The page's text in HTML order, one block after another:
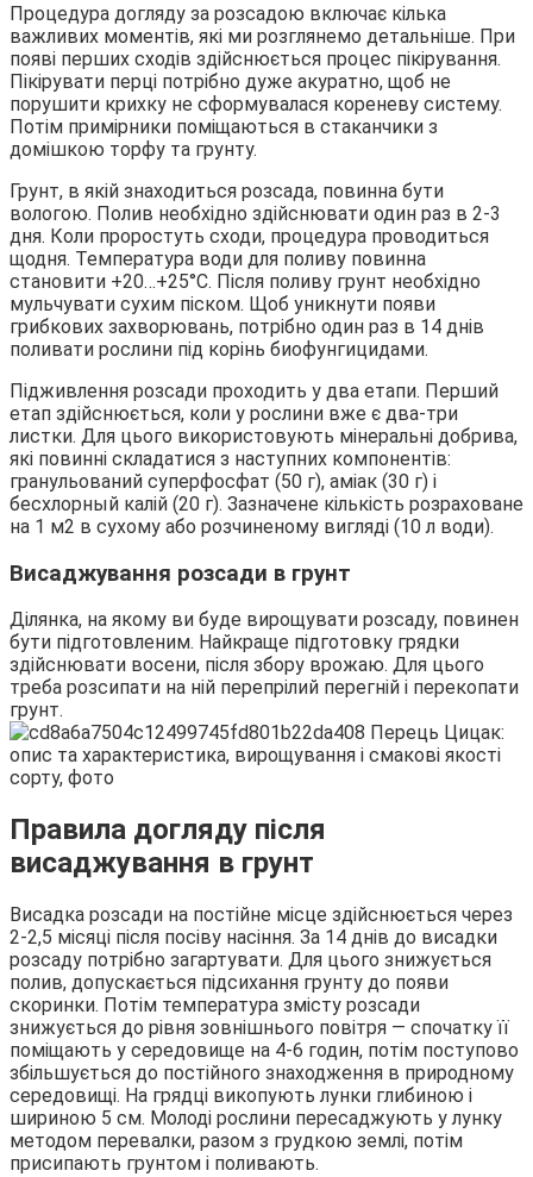
Процедура догляду за розсадою включає кілька
важливих моментів, які ми розглянемо детальніше. При
появі перших сходів здійснюється процес пікірування.
Пікірувати перці потрібно дуже акуратно, щоб не
порушити крихку не сформувалася кореневу систему.
Потім примірники поміщаються в стаканчики з
домішкою торфу та грунту.
Грунт, в якій знаходиться розсада, повинна бути
вологою. Полив необхідно здійснювати один раз в 2-3
дня. Коли проростуть сходи, процедура проводиться
щодня. Температура води для поливу повинна
становити +20…+25°С. Після поливу грунт необхідно
мульчувати сухим піском. Щоб уникнути появи
грибкових захворювань, потрібно один раз в 14 днів
поливати рослини під корінь биофунгицидами.
Підживлення розсади проходить у два етапи. Перший
етап здійснюється, коли у рослини вже є два-три
листки. Для цього використовують мінеральні добрива,
які повинні складатися з наступних компонентів:
гранульований суперфосфат (50 г), аміак (30 г) і
бесхлорный калій (20 г). Зазначене кількість розраховане
на 1 м2 в сухому або розчиненому вигляді (10 л води).
Висаджування розсади в грунт
Ділянка, на якому ви буде вирощувати розсаду, повинен
бути підготовленим. Найкраще підготовку грядки
здійснювати восени, після збору врожаю. Для цього
треба розсипати на ній перепрілий перегній і перекопати
грунт.
Правила догляду після
висаджування в грунт
Висадка розсади на постійне місце здійснюється через
2-2,5 місяці після посіву насіння. За 14 днів до висадки
розсаду потрібно загартувати. Для цього знижується
полив, допускається підсихання грунту до появи
скоринки. Потім температура змісту розсади
знижується до рівня зовнішнього повітря — спочатку її
поміщають у середовище на 4-6 годин, потім поступово
збільшується до постійного знаходження в природному
середовищі. На грядці викопують лунки глибиною і
шириною 5 см. Молоді рослини пересаджують у лунку
методом перевалки, разом з грудкою землі, потім
присипають грунтом і поливають.